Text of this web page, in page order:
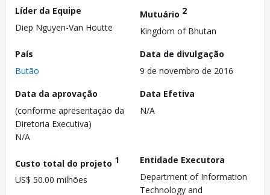
Líder da Equipe
Diep Nguyen-Van Houtte
Mutuário 2
Kingdom of Bhutan
País
Butão
Data de divulgação
9 de novembro de 2016
Data da aprovação
(conforme apresentação da
Diretoria Executiva)
N/A
Data Efetiva
N/A
Custo total do projeto 1
US$ 50.00 milhões
Entidade Executora
Department of Information
Technology and